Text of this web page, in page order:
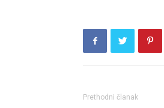
Prethodni članak